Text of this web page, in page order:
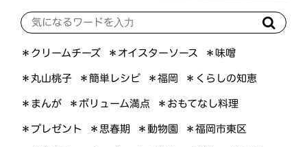
＊クリームチーズ ＊オイスターソース ＊味噌
＊丸山桃子 ＊簡単レシピ ＊福岡 ＊くらしの知恵
＊まんが ＊ボリューム満点 ＊おもてなし料理
＊プレゼント ＊思春期 ＊動物園 ＊福岡市東区